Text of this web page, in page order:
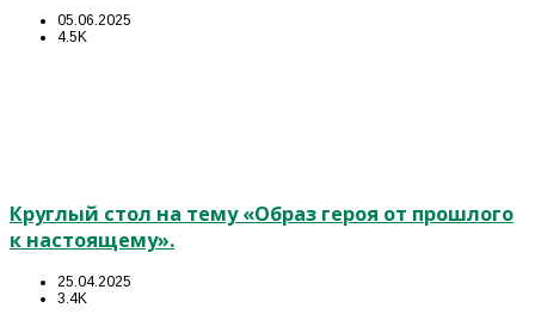
05.06.2025
4.5K
Круглый стол на тему «Образ героя от прошлого
к настоящему».
25.04.2025
3.4K